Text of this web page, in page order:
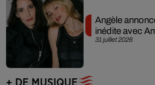
31 juillet 2026
Angèle
inédite avec